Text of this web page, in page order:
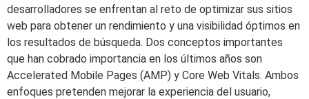
desarrolladores se enfrentan al reto de optimizar sus sitios
web para obtener un rendimiento y una visibilidad óptimos en
los resultados de búsqueda. Dos conceptos importantes
que han cobrado importancia en los últimos años son
Accelerated Mobile Pages (AMP) y Core Web Vitals. Ambos
enfoques pretenden mejorar la experiencia del usuario,